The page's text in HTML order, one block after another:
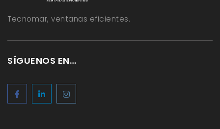
Tecnomar, ventanas eficientes.
SÍGUENOS EN…